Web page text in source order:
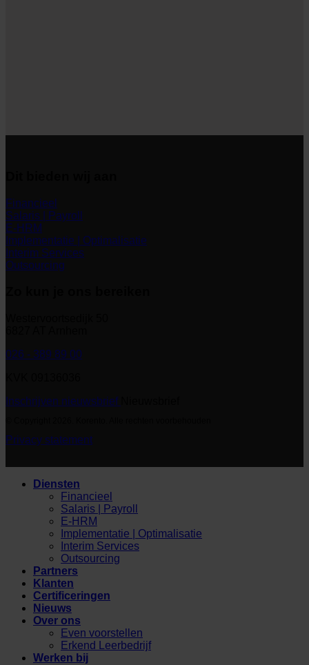
Financieel
Salaris | Payroll
E-HRM
Implementatie | Optimalisatie
Interim Services
Outsourcing
026 - 389 89 00
Inschrijven nieuwsbrief
Privacy statement
Diensten
Financieel
Salaris | Payroll
E-HRM
Implementatie | Optimalisatie
Interim Services
Outsourcing
Partners
Klanten
Certificeringen
Nieuws
Over ons
Even voorstellen
Erkend Leerbedrijf
Werken bij